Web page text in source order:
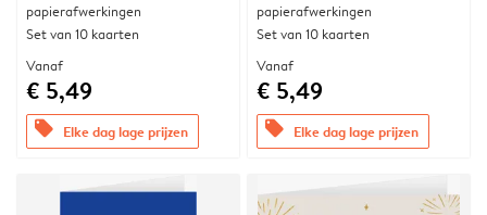
papierafwerkingen
Set van 10 kaarten
Vanaf
€ 5,49
offers Elke dag lage prijzen
papierafwerkingen
Set van 10 kaarten
Vanaf
€ 5,49
offers Elke dag lage prijzen